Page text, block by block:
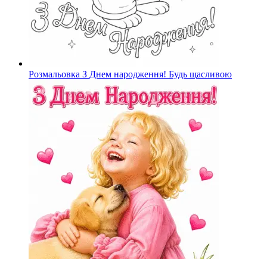
Розмальовка З Днем народження! Будь щасливою